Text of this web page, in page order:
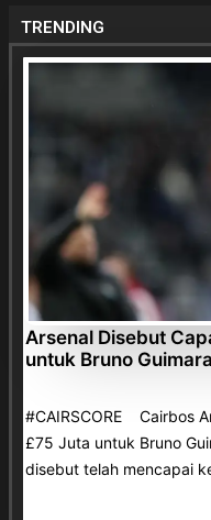
TRENDING
Arsenal Disebut
untuk Bruno
#CAIRSCORE Cairbos
£75 Juta untuk Bruno
disebut telah mencapai